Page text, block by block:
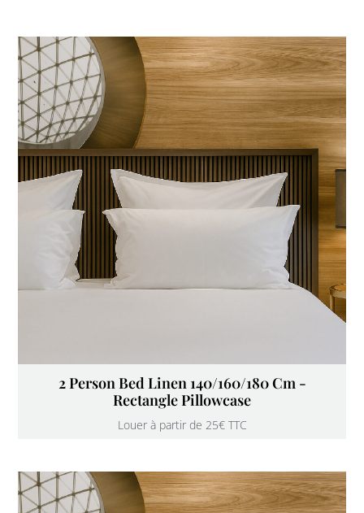
2 Person Bed Linen 140/160/180 Cm -
Rectangle Pillowcase
Louer à partir de 25€ TTC